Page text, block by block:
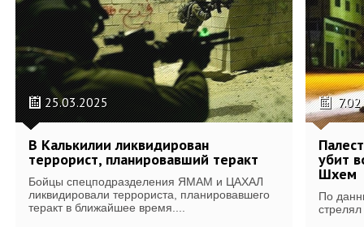
25.03.2025
В Калькилии ликвидирован
террорист, планировавший теракт
Бойцы спецподразделения ЯМАМ и ЦАХАЛ
ликвидировали террориста, планировавшего
теракт в ближайшее время....
убит
Шхем
По